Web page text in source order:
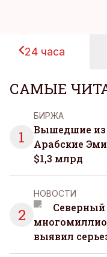
24 часа
САМЫЕ
1
БИРЖА
Вышедшие
Арабские
$1,3 млрд
2
НОВОСТИ
Северный
выявил